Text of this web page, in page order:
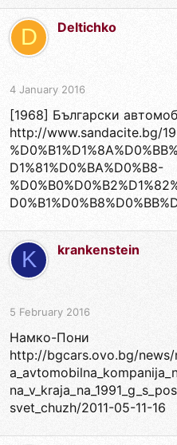
D Deltichko
4 January 2016
[1968] Български
http://www.sandacite.bg/
D1%81%D0%BA%D0%B8-
K krankenstein
5 February 2016
Намко-Пони
http://bgcars.ovo.bg/news/
svet_chuzh/2011-05-11-16